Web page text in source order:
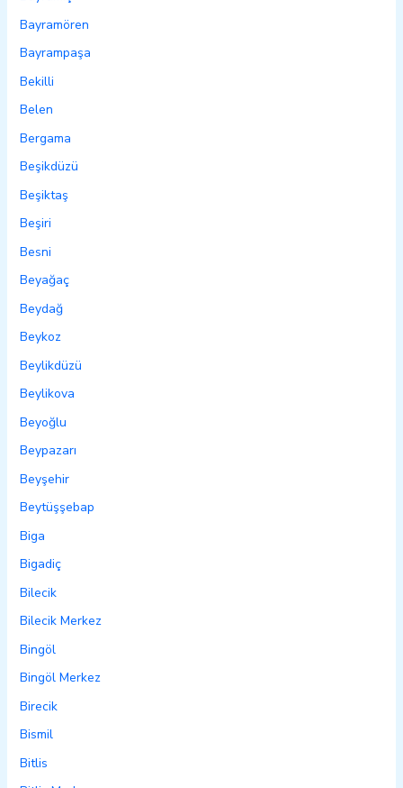
Bayramören
Bayrampaşa
Bekilli
Belen
Bergama
Beşikdüzü
Beşiktaş
Beşiri
Besni
Beyağaç
Beydağ
Beykoz
Beylikdüzü
Beylikova
Beyoğlu
Beypazarı
Beyşehir
Beytüşşebap
Biga
Bigadiç
Bilecik
Bilecik Merkez
Bingöl
Bingöl Merkez
Birecik
Bismil
Bitlis